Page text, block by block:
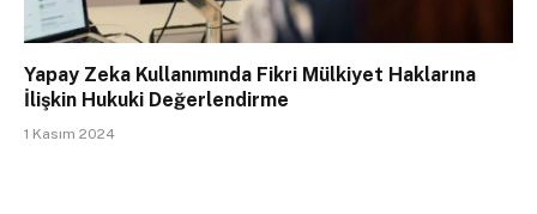
Yapay Zeka Kullanımında Fikri Mülkiyet Haklarına
İlişkin Hukuki Değerlendirme
1 Kasım 2024